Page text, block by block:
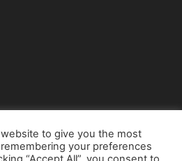
2015 - www.airnews.gr
to give you the most
your preferences